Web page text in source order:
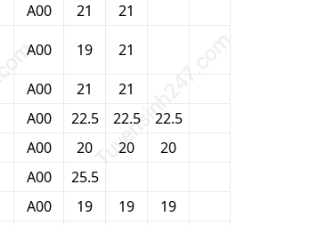
A00 21
21
A00 19
21
A00 21
21
A00 22.5 22.5
22.5
A00 20 20
20
A00
25.5
A00 19 19
19